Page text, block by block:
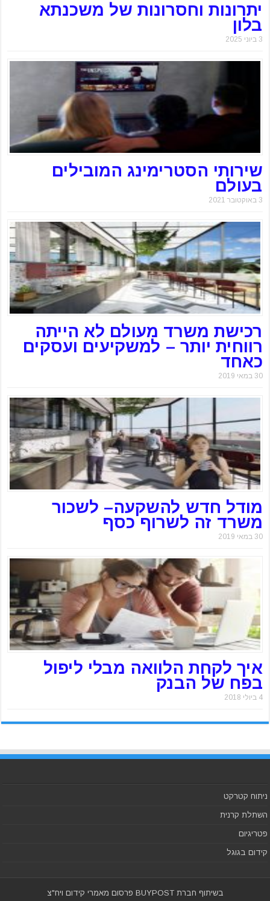
יתרונות וחסרונות של משכנתא
בלון
3 ביוני 2025
שירותי הסטרימינג המובילים
בעולם
3 באוקטובר 2021
רכישת משרד מעולם לא הייתה
רווחית יותר – למשקיעים ועסקים
כאחד
30 במאי 2019
מודל חדש להשקעה– לשכור
משרד זה לשרוף כסף
30 במאי 2019
איך לקחת הלוואה מבלי ליפול
בפח של הבנק
4 ביולי 2018
ניתוח קטרקט
השתלת קרנית
פטריגיום
קידום בגוגל
בשיתוף חברת BUYPOST פרסום מאמרי קידום ויח"צ